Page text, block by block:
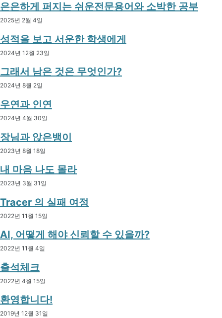
은은하게 퍼지는 쉬운전문용어와 소박한 공부
2025년 2월 4일
성적을 보고 서운한 학생에게
2024년 12월 23일
그래서 남은 것은 무엇인가?
2024년 8월 2일
우연과 인연
2024년 4월 30일
장님과 앉은뱅이
2023년 8월 18일
내 마음 나도 몰라
2023년 3월 31일
Tracer 의 실패 여정
2022년 11월 15일
AI, 어떻게 해야 신뢰할 수 있을까?
2022년 11월 4일
출석체크
2022년 4월 15일
환영합니다!
2019년 12월 31일